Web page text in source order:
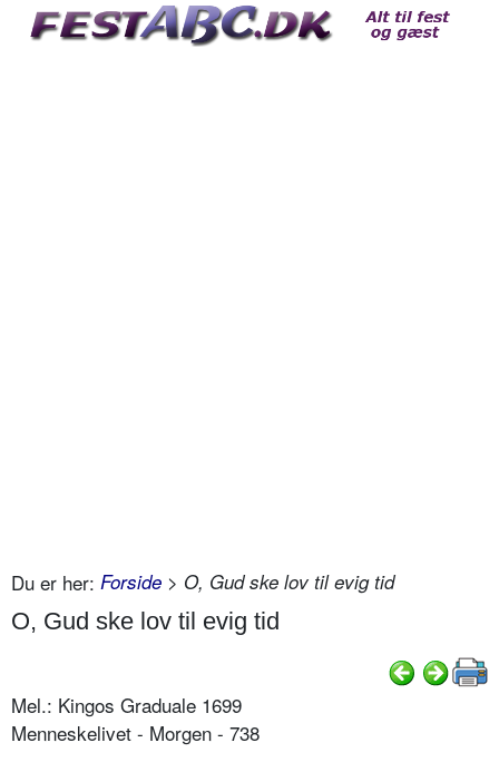
Du er her: Forside > O, Gud ske lov til evig tid
O, Gud ske lov til evig tid
Mel.: Kingos Graduale 1699
Menneskelivet - Morgen - 738